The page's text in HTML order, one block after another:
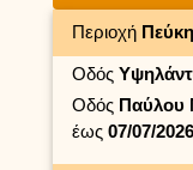
Περιοχή Πεύκη
Οδός
Οδός Παύλου
έως 07/07/2026